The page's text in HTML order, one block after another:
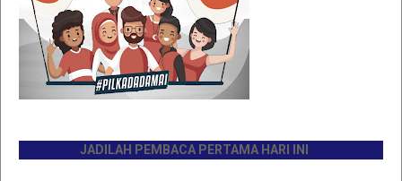
JADILAH PEMBACA PERTAMA HARI INI